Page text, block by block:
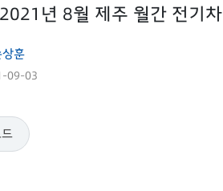
년 8월 제주 월간 전기
훈
09-03